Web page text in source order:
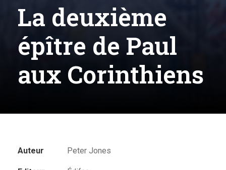
La deuxième
épître de Paul
aux Corinthiens
Auteur Peter Jones